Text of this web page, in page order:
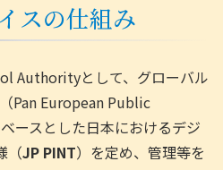
スの仕組み
Authorityとして、グローバル
Pan European Public
ースとした日本におけるデジ
（JP PINT）を定め、管理等を